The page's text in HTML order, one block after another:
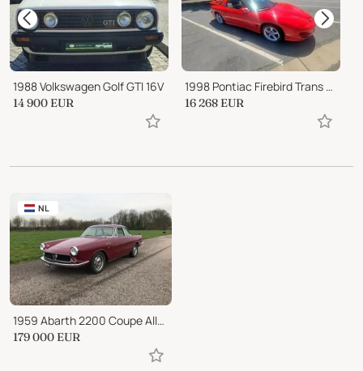
1988 Volkswagen Golf GTI 16V
14 900 EUR
1998 Pontiac Firebird Trans Am
16 268 EUR
NL
1959 Abarth 2200 Coupe Allemano
179 000 EUR